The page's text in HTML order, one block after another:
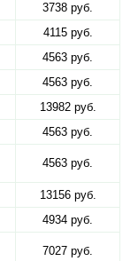
3738 руб.
4115 руб.
4563 руб.
4563 руб.
13982 руб.
4563 руб.
4563 руб.
13156 руб.
4934 руб.
7027 руб.